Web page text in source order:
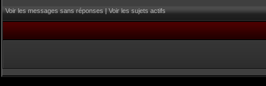
Voir les messages sans réponses|Voir les sujets actifs